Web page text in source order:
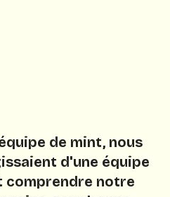
de mint, nous
d'une équipe
comprendre notre